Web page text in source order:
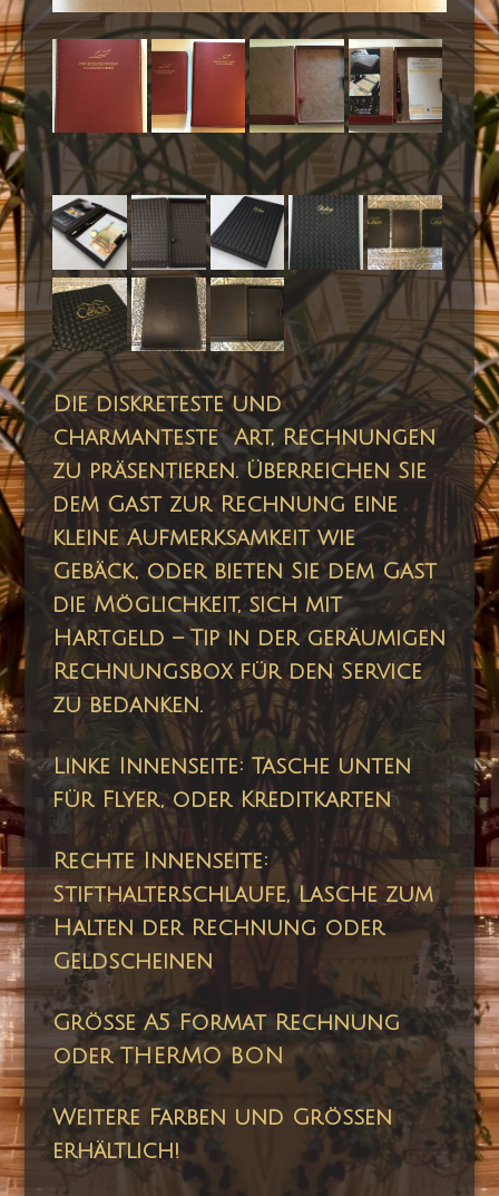
Die diskreteste und
charmanteste Art, Rechnungen
zu präsentieren. Überreichen Sie
dem Gast zur Rechnung eine
kleine Aufmerksamkeit wie
Gebäck, oder bieten Sie dem Gast
die Möglichkeit, sich mit
Hartgeld – Tip in der geräumigen
Rechnungsbox für den Service
zu bedanken.
Linke Innenseite: Tasche unten
für Flyer, oder Kreditkarten
Rechte Innenseite:
Stifthalterschlaufe, Lasche zum
Halten der Rechnung oder
Geldscheinen
Größe A5 Format Rechnung
oder THERMO BON
Weitere Farben und Größen
erhältlich!